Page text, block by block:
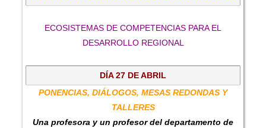
ECOSISTEMAS DE COMPETENCIAS PARA EL
DESARROLLO REGIONAL
DÍA 27 DE ABRIL
PONENCIAS, DIÁLOGOS, MESAS REDONDAS Y
TALLERES
Una profesora y un profesor del departamento de